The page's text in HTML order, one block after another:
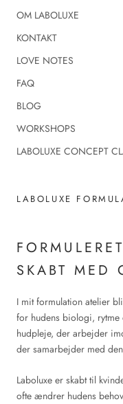
OM LABOLUXE
KONTAKT
LOVE NOTES
FAQ
BLOG
WORKSHOPS
LABOLUXE CONCEPT
LABOLUXE
SKABT MED
I mit formulation atelier
for hudens biologi, rytme
hudpleje, der arbejder
der samarbejder med
Laboluxe er skabt til
ofte ændrer hudens